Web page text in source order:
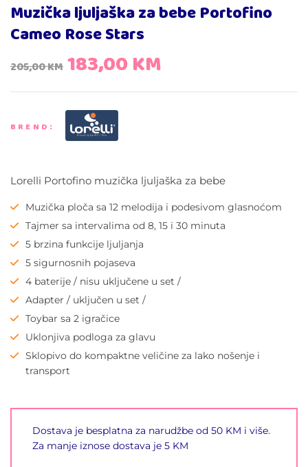
Muzička ljuljaška za bebe Portofino
Cameo Rose Stars
205,00KM 183,00KM
BREND:
Lorelli Portofino muzička ljuljaška za bebe
Muzička ploča sa 12 melodija i podesivom glasnoćom
Tajmer sa intervalima od 8, 15 i 30 minuta
5 brzina funkcije ljuljanja
5 sigurnosnih pojaseva
4 baterije / nisu uključene u set /
Adapter / uključen u set /
Toybar sa 2 igračice
Uklonjiva podloga za glavu
Sklopivo do kompaktne veličine za lako nošenje i
transport
Dostava je besplatna za narudžbe od 50 KM i više.
Za manje iznose dostava je 5 KM